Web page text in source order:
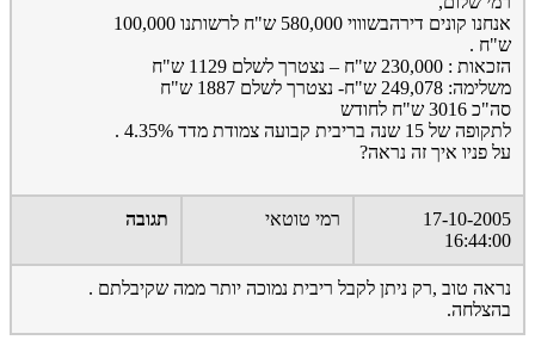
אנחנו קונים דירהבשוווי 580,000 ש"ח לרשותנו 100,000
ש"ח .
הזכאות : 230,000 ש"ח – נצטרך לשלם 1129 ש"ח
משלימה: 249,078 ש"ח- נצטרך לשלם 1887 ש"ח
סה"כ 3016 ש"ח לחודש
לתקופה של 15 שנה בריבית קבועה צמודת מדד 4.35% .
על פניו איך זה נראה?
17-10-2005
16:44:00
רמי טוטאי תגובה
נראה טוב ,רק ניתן לקבל ריבית נמוכה יותר ממה שקיבלתם .
בהצלחה.